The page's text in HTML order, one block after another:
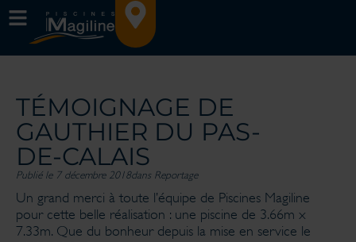
TÉMOIGNAGE DE
GAUTHIER DU PAS-
DE-CALAIS
Publié le 7 décembre 2018dans Reportage
Un grand merci à toute l’équipe de Piscines Magiline
pour cette belle réalisation : une piscine de 3.66m x
7.33m. Que du bonheur depuis la mise en service le